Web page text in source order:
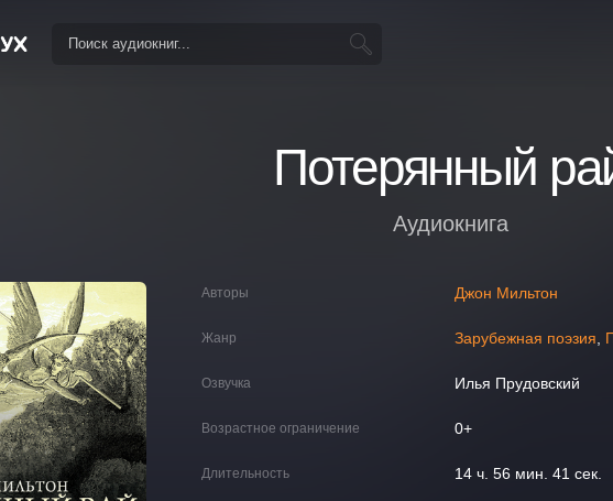
Потерянный
Аудиокнига
Авторы Джон Мильтон
Жанр Зарубежная поэзия
Озвучка Илья Прудовский
Возрастное ограничение 0+
Длительность 14 ч. 56 мин. 41 сек.